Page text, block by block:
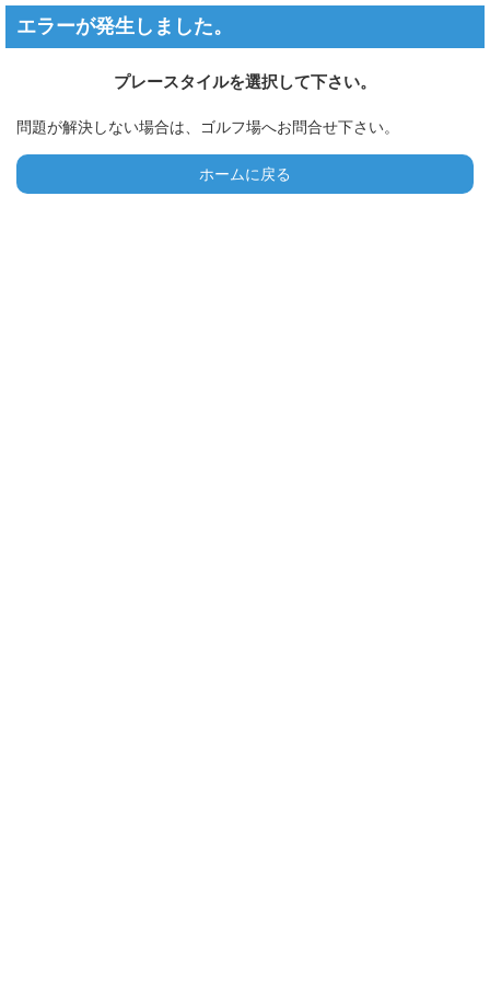
エラーが発生しました。
プレースタイルを選択して下さい。
問題が解決しない場合は、ゴルフ場へお問合せ下さい。
ホームに戻る